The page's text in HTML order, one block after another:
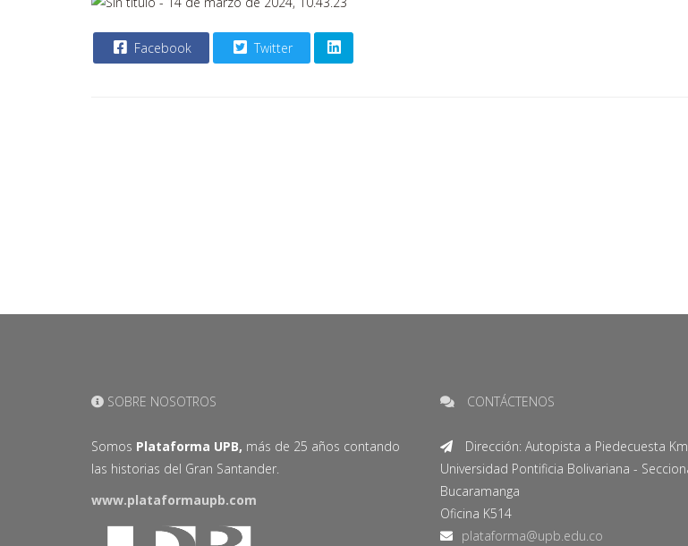
Facebook Twitter
SOBRE NOSOTROS
Somos Plataforma UPB, más de 25 años contando
las historias del Gran Santander.
www.plataformaupb.com
CONTÁCTENOS
Dirección: Autopista a Piedecuesta
Universidad Pontificia Bolivariana -
Bucaramanga
Oficina K514